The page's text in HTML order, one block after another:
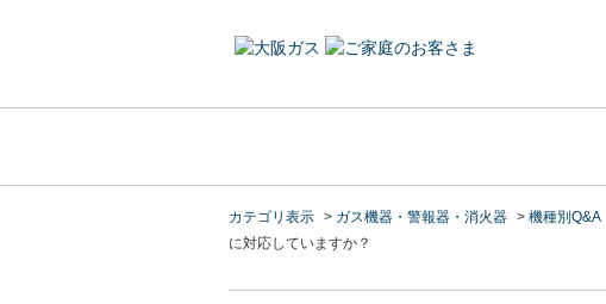
カテゴリ表示 > ガス機器・警報器・消火器 > 機種別Q&A
に対応していますか？